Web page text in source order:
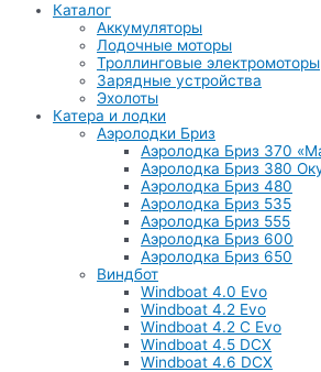
Каталог
Аккумуляторы
Лодочные моторы
Троллинговые электромоторы
Зарядные устройства
Эхолоты
Катера и лодки
Аэролодки Бриз
Аэролодка Бриз 370
Аэролодка Бриз 380
Аэролодка Бриз 480
Аэролодка Бриз 535
Аэролодка Бриз 555
Аэролодка Бриз 600
Аэролодка Бриз 650
Виндбот
Windboat 4.0 Evo
Windboat 4.2 Evo
Windboat 4.2 C Evo
Windboat 4.5 DCX
Windboat 4.6 DCX